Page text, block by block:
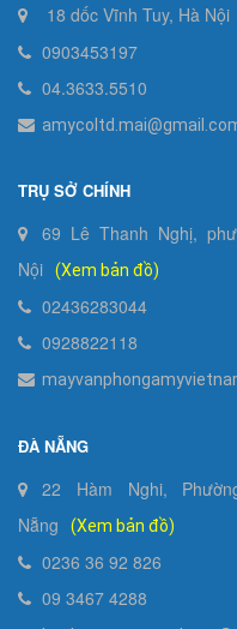
18 dốc Vĩnh Tuy, Hà Nội
0903453197
04.3633.5510
TRỤ SỞ CHÍNH
69 Lê Thanh Nghị,
Nội
(Xem bản đồ)
02436283044
0928822118
ĐÀ NẴNG
22 Hàm Nghi,
Nẵng
(Xem bản đồ)
0236 36 92 826
09 3467 4288